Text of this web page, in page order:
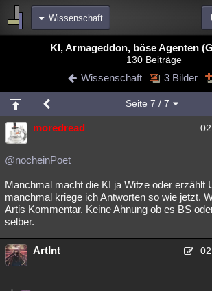
Wissenschaft
Blogs Videos
Chat Wiki Neuigkeiten
meine Rubriken
Menschen Wissenschaft
Spiritualität
Natur Umfragen Unterhaltung
weitere Rubriken
Philosophie
Astronomie
KI, Armageddon, böse Agenten
130 Beiträge
Wissenschaft 3 Bilder
Seite 7 / 7
moredread
@nocheinPoet
Manchmal macht die KI ja Witze oder erzählt
manchmal kriege ich Antworten so wie jetzt.
Artis Kommentar. Keine Ahnung ob es BS
selber.
ArtInt